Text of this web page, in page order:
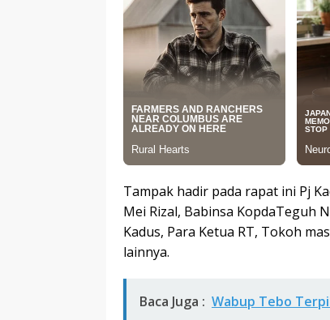
Tampak hadir pada rapat ini Pj
Mei Rizal, Babinsa KopdaTeguh
Kadus, Para Ketua RT, Tokoh
lainnya.
Baca Juga : Wabup Tebo